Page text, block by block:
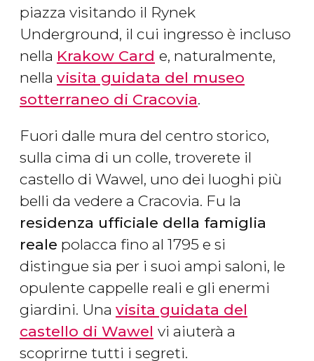
piazza visitando il Rynek
Underground, il cui ingresso è incluso
nella Krakow Card e, naturalmente,
nella visita guidata del museo
sotterraneo di Cracovia.
Fuori dalle mura del centro storico,
sulla cima di un colle, troverete il
castello di Wawel, uno dei luoghi più
belli da vedere a Cracovia. Fu la
residenza ufficiale della famiglia
reale polacca fino al 1795 e si
distingue sia per i suoi ampi saloni, le
opulente cappelle reali e gli enermi
giardini. Una visita guidata del
castello di Wawel vi aiuterà a
scoprirne tutti i segreti.